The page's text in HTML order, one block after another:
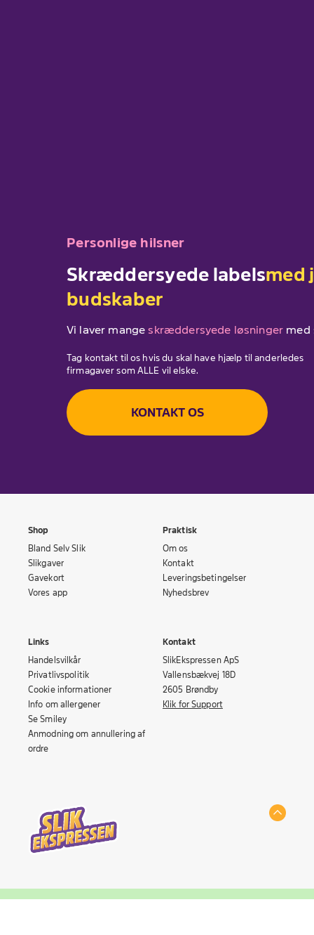
Personlige hilsner
Skræddersyede labelsmed
budskaber
Vi laver mangeskræddersyede løsninger med
Tag kontakt til os hvis du skal have hjælp til anderledes
firmagaver som ALLE vil elske.
KONTAKT OS
Shop
Bland Selv Slik
Slikgaver
Gavekort
Vores app
Praktisk
Om os
Kontakt
Leveringsbetingelser
Nyhedsbrev
Links
Handelsvilkår
Privatlivspolitik
Cookie informationer
Info om allergener
Se Smiley
Anmodning om annullering af
ordre
Kontakt
SlikEkspressen ApS
Vallensbækvej 18D
2605 Brøndby
Klik for Support